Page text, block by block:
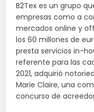
B2Tex es un grupo
empresas como a
mercados online y
los 60 millones de
presta servicios in-
referente para las
2021, adquirió
Marie Claire, una
concurso de